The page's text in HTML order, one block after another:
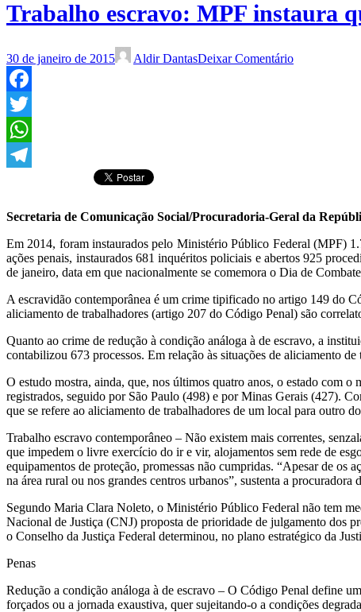
Trabalho escravo: MPF instaura
30 de janeiro de 2015 Aldir DantasDeixar Comentário
Facebook
Twitter
WhatsApp
Secretaria de Comunicação Social/Procuradoria-Geral da
Em 2014, foram instaurados pelo Ministério Público Federal (MPF)
ações penais, instaurados 681 inquéritos policiais e abertos 925
de janeiro, data em que nacionalmente se comemora o Dia de
A escravidão contemporânea é um crime tipificado no artigo 149 do
aliciamento de trabalhadores (artigo 207 do Código Penal) são
Quanto ao crime de redução à condição análoga à de escravo, a
contabilizou 673 processos. Em relação às situações de aliciamento
O estudo mostra, ainda, que, nos últimos quatro anos, o estado com o
registrados, seguido por São Paulo (498) e por Minas Gerais (427).
que se refere ao aliciamento de trabalhadores de um local para outro
Trabalho escravo contemporâneo – Não existem mais correntes,
que impedem o livre exercício do ir e vir, alojamentos sem rede de
equipamentos de proteção, promessas não cumpridas. “Apesar de os
na área rural ou nos grandes centros urbanos”, sustenta a
Segundo Maria Clara Noleto, o Ministério Público Federal não tem
Nacional de Justiça (CNJ) proposta de prioridade de julgamento dos
o Conselho da Justiça Federal determinou, no plano estratégico da
Penas
Redução a condição análoga à de escravo – O Código Penal define
forçados ou a jornada exaustiva, quer sujeitando-o a condições